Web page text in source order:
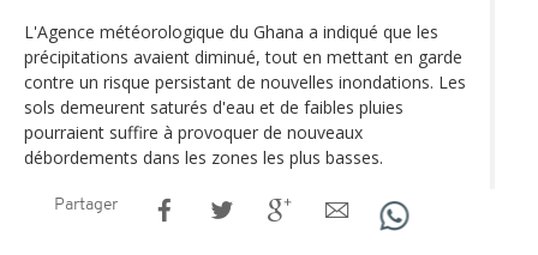
L'Agence météorologique du Ghana a indiqué que les
précipitations avaient diminué, tout en mettant en garde
contre un risque persistant de nouvelles inondations. Les
sols demeurent saturés d'eau et de faibles pluies
pourraient suffire à provoquer de nouveaux
débordements dans les zones les plus basses.
Partager